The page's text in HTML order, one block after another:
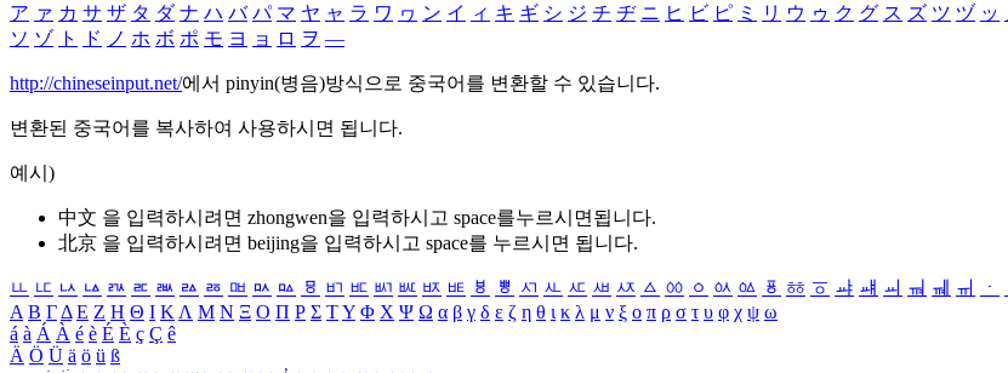
ア ァ カ サ ザ タ ダ ナ ハ バ パ マ ヤ ャ ラ ワ ヮ ン イ ィ キ ギ シ ジ チ ヂ ニ ヒ ビ ピ ミ リ ウ ゥ ク グ ス ズ ツ ヅ ッ
ソ ゾ ト ド ノ ホ ボ ポ モ ヨ ョ ロ ヲ ―
http://chineseinput.net/에서 pinyin(병음)방식으로 중국어를 변환할 수 있습니다.
변환된 중국어를 복사하여 사용하시면 됩니다.
예시)
中文 을 입력하시려면 zhongwen을 입력하시고 space를누르시면됩니다.
北京 을 입력하시려면 beijing을 입력하시고 space를 누르시면 됩니다.
ㅥ ㅦ ㅧ ㅨ ㅩ ㅪ ㅫ ㅬ ㅭ ㅮ ㅯ ㅰ ㅱ ㅲ ㅳ ㅴ ㅵ ㅶ ㅷ ㅸ ㅹ ㅺ ㅻ ㅼ ㅽ ㅾ ㅿ ㆀ ㆁ ㆂ ㆃ ㆄ ㆅ ㆆ ㆇ ㆈ ㆉ ㆊ ㆋ ㆌ ㆍ
Α Β ΓΔ Ε Ζ Η Θ Ι ΚΛ Μ Ν Ξ Ο Π Ρ Σ ΤΥ Φ Χ Ψ Ω α β γ δ ε ζ η θ ι κ λ μ ν ξ ο π ρ σ τ υ φ χ ψ ω
á à Á À é è É È ç Ç ê
Ä Ö Ü ä ö ü ß